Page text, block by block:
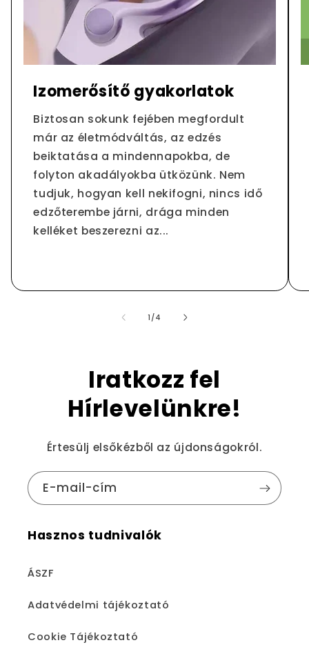
Izomerősítő gyakorlatok
Biztosan sokunk fejében megfordult
már az életmódváltás, az edzés
beiktatása a mindennapokba, de
folyton akadályokba ütközünk. Nem
tudjuk, hogyan kell nekifogni, nincs idő
edzőterembe járni, drága minden
kelléket beszerezni az...
1 //4
Iratkozz fel
Hírlevelünkre!
Értesülj elsőkézből az újdonságokról.
E-mail-cím
Hasznos tudnivalók
ÁSZF
Adatvédelmi tájékoztató
Cookie Tájékoztató